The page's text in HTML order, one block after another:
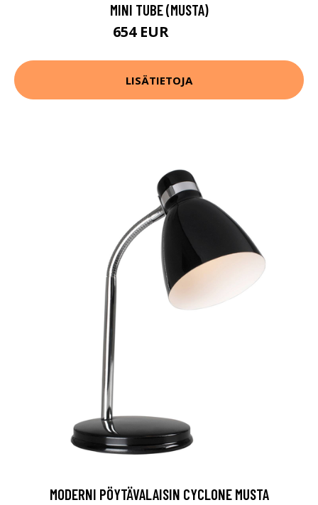
MINI TUBE (MUSTA)
654 EUR
LISÄTIETOJA
MODERNI PÖYTÄVALAISIN CYCLONE MUSTA